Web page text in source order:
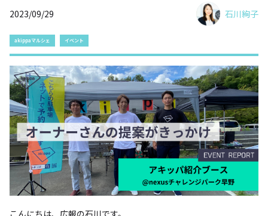
2023/09/29 石川絢子
akippaマルシェ イベント